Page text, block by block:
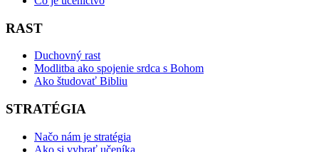
RAST
Duchovný rast
Modlitba ako spojenie srdca s Bohom
Ako študovať Bibliu
STRATÉGIA
Načo nám je stratégia
Ako si vybrať učeníka